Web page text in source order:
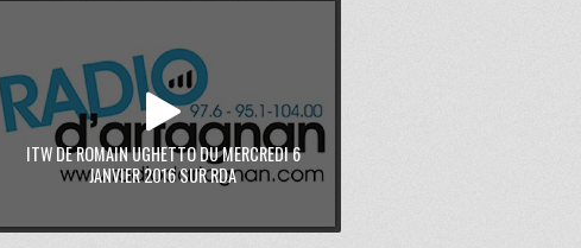
ITW DE ROMAIN UGHETTO DU MERCREDI 6
JANVIER 2016 SUR RDA